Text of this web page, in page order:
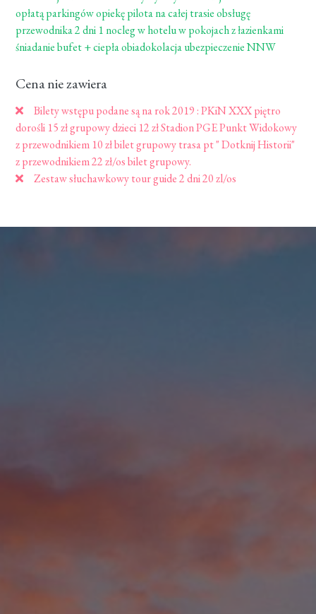
opłatą parkingów opiekę pilota na całej trasie obsługę
przewodnika 2 dni 1 nocleg w hotelu w pokojach z łazienkami
śniadanie bufet + ciepła obiadokolacja ubezpieczenie NNW
Cena nie zawiera
Bilety wstępu podane są na rok 2019 : PKiN XXX piętro
dorośli 15 zł grupowy dzieci 12 zł Stadion PGE Punkt Widokowy
z przewodnikiem 10 zł bilet grupowy trasa pt " Dotknij Historii"
z przewodnikiem 22 zł/os bilet grupowy.
Zestaw słuchawkowy tour guide 2 dni 20 zl/os